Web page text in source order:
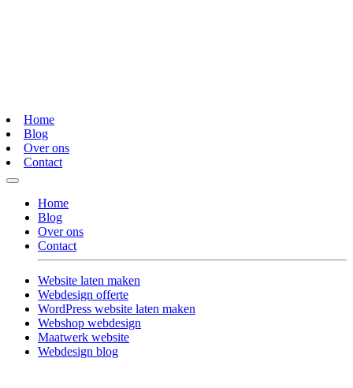
Home
Blog
Over ons
Contact
Home
Blog
Over ons
Contact
Website laten maken
Webdesign offerte
WordPress website laten maken
Webshop webdesign
Maatwerk website
Webdesign blog